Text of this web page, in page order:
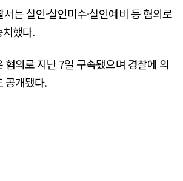
는 살인·살인미수·살인예비 등 혐의로
했다.
혐의로 지난 7일 구속됐으며 경찰에 의
공개됐다.